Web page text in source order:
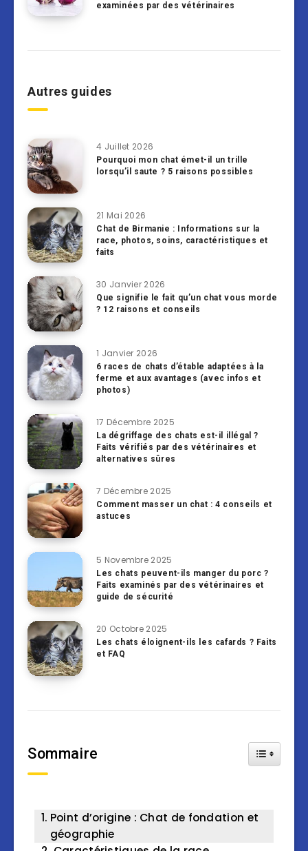
examinées par des vétérinaires
Autres guides
4 Juillet 2026
Pourquoi mon chat émet-il un trille
lorsqu’il saute ? 5 raisons possibles
21 Mai 2026
Chat de Birmanie : Informations sur la
race, photos, soins, caractéristiques et
faits
30 Janvier 2026
Que signifie le fait qu’un chat vous morde
? 12 raisons et conseils
1 Janvier 2026
6 races de chats d’étable adaptées à la
ferme et aux avantages (avec infos et
photos)
17 Décembre 2025
La dégriffage des chats est-il illégal ?
Faits vérifiés par des vétérinaires et
alternatives sûres
7 Décembre 2025
Comment masser un chat : 4 conseils et
astuces
5 Novembre 2025
Les chats peuvent-ils manger du porc ?
Faits examinés par des vétérinaires et
guide de sécurité
20 Octobre 2025
Les chats éloignent-ils les cafards ? Faits
et FAQ
Sommaire Toggle
Point d’origine : Chat de fondation et
géographie